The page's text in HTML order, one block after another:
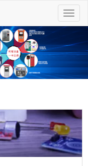
切
换
航